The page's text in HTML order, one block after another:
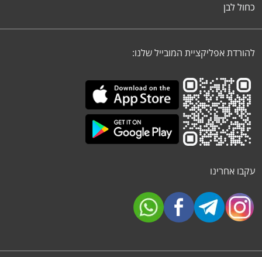
כחול לבן
להורדת אפליקציית המובייל שלנו:
עקבו אחרינו